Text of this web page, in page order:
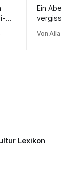
Ein
vergisst. Es gibt Musik, die
Musik,
Von
Lexikon